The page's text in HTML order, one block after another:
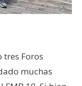
tres Foros
muchas